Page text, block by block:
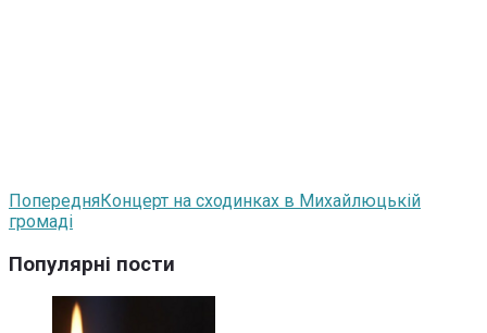
ПопередняКонцерт на сходинках в Михайлюцькій
громаді
Популярні пости